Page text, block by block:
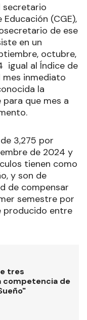
secretario
(CGE),
de ese
en un
octubre,
igual al Índice de
mes inmediato
la
que mes a
3,275 por
de 2024 y
tienen como
y son de
de compensar
semestre por
producido entre
tres
competencia de